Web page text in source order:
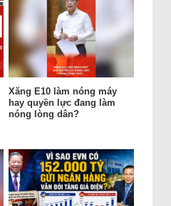
Xăng E10 làm nóng máy
hay quyền lực đang làm
nóng lòng dân?